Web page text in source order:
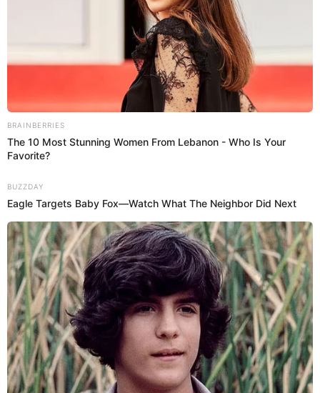
reality con otra mujer. ¿Será Vania Bludau?
11 de julio de 2025 Compartir:
Antuane Calderón
elpopular.pe
Actualizado